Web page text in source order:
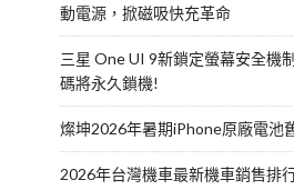
動電源，掀磁吸快充革命
三星 One UI 9新鎖定螢幕安全機
碼將永久鎖機!
燦坤2026年暑期iPhone原廠電池
2026年台灣機車最新機車銷售排